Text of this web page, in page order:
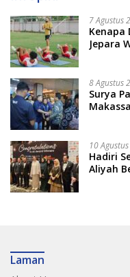
7 Agustus
Kenapa
Jepara
8 Agustus
Surya
10
Hadiri
Aliyah
Laman